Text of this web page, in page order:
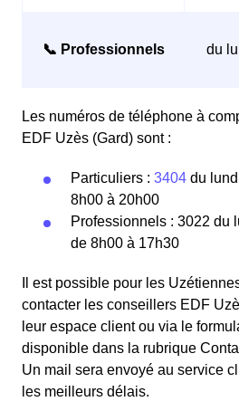
📞 Professionnels
du
Les numéros de téléphone à
EDF Uzès (Gard) sont :
Particuliers : 3404 du
8h00 à 20h00
Professionnels : 3022 du
de 8h00 à 17h30
Il est possible pour les
contacter les conseillers EDF
leur espace client ou via le
disponible dans la rubrique
Un mail sera envoyé au service
les meilleurs délais.